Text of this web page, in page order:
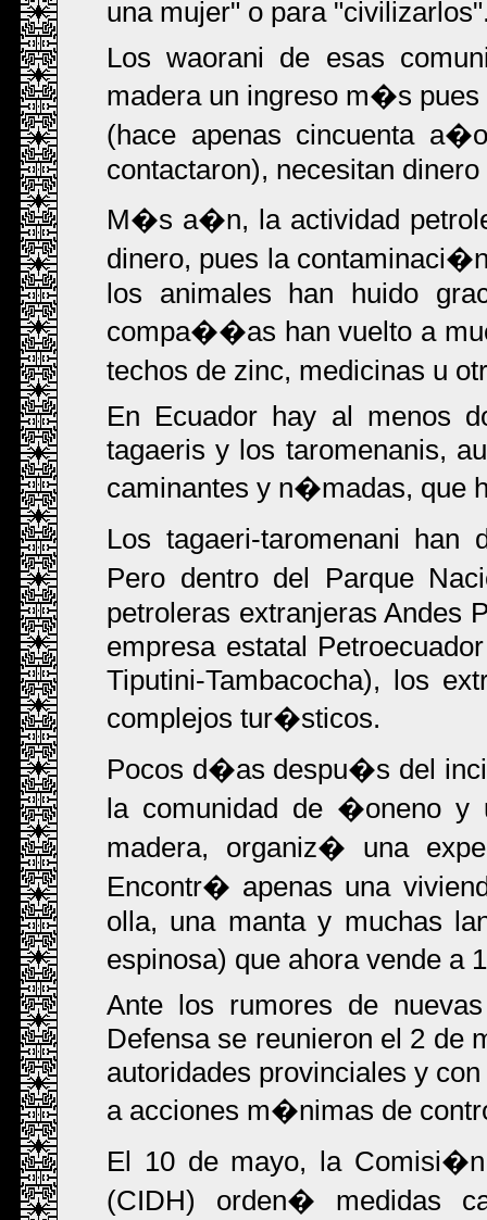
una mujer" o para
Los waorani de esas
madera un ingreso m�s pues
(hace apenas cincuenta
contactaron), necesitan
M�s a�n, la actividad
dinero, pues la
los animales han huido
compa��as han vuelto a
techos de zinc, medicinas u
En Ecuador hay al menos
tagaeris y los taromenanis,
caminantes y n�madas, que
Los tagaeri-taromenani
Pero dentro del Parque
petroleras extranjeras Andes
empresa estatal
Tiputini-Tambacocha), los
complejos tur�sticos.
Pocos d�as despu�s del
la comunidad de �oneno y
madera, organiz� una
Encontr� apenas una
olla, una manta y muchas
espinosa) que ahora vende a
Ante los rumores de
Defensa se reunieron el 2 de
autoridades provinciales y
a acciones m�nimas de
El 10 de mayo, la Comisi�n
(CIDH) orden� medidas